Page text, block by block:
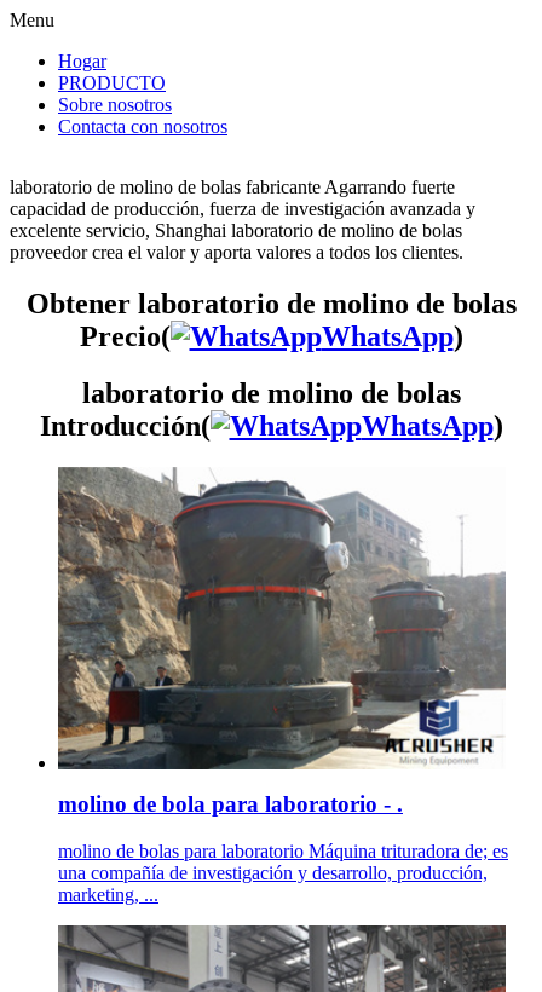
Menu
Hogar
PRODUCTO
Sobre nosotros
Contacta con nosotros
laboratorio de molino de bolas fabricante Agarrando fuerte
capacidad de producción, fuerza de investigación avanzada y
excelente servicio, Shanghai laboratorio de molino de bolas
proveedor crea el valor y aporta valores a todos los clientes.
Obtener laboratorio de molino de bolas
Precio(
WhatsApp)
laboratorio de molino de bolas
Introducción(
WhatsApp)
molino de bola para laboratorio - .
molino de bolas para laboratorio Máquina trituradora de; es
una compañía de investigación y desarrollo, producción,
marketing, ...